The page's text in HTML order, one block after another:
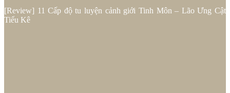
[Review] 11 Cấp độ tu luyện cảnh giới Tinh Môn – Lão Ưng Cật
Tiểu Kê